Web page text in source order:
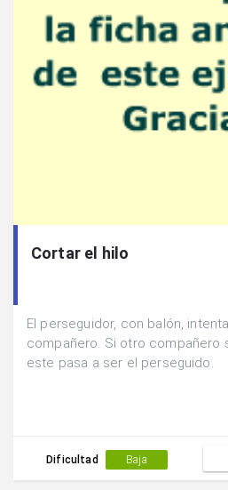
Cortar el hilo
El perseguidor, con balón,
compañero. Si otro compañero
este pasa a ser el perseguido.
Dificultad Baja